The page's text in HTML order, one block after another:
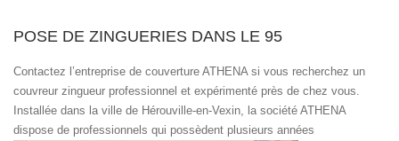
POSE DE ZINGUERIES DANS LE 95
Contactez l’entreprise de couverture ATHENA si vous recherchez un
couvreur zingueur professionnel et expérimenté près de chez vous.
Installée dans la ville de Hérouville-en-Vexin, la société ATHENA
dispose de professionnels qui possèdent plusieurs années